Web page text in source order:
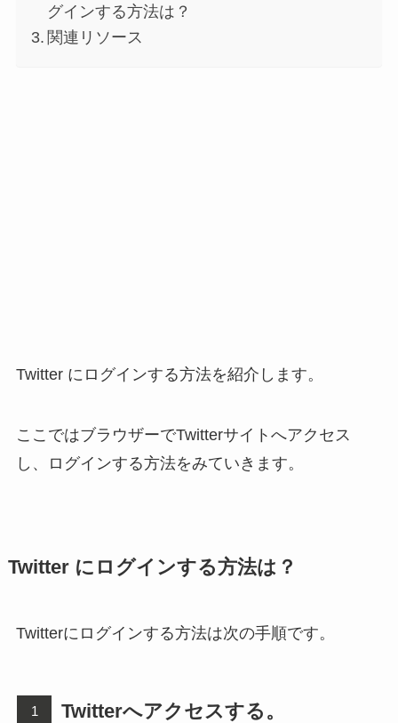
グインする方法は？
関連リソース
Twitter にログインする方法を紹介します。
ここではブラウザーでTwitterサイトへアクセス
し、ログインする方法をみていきます。
Twitter にログインする方法は？
Twitterにログインする方法は次の手順です。
Twitterへアクセスする。